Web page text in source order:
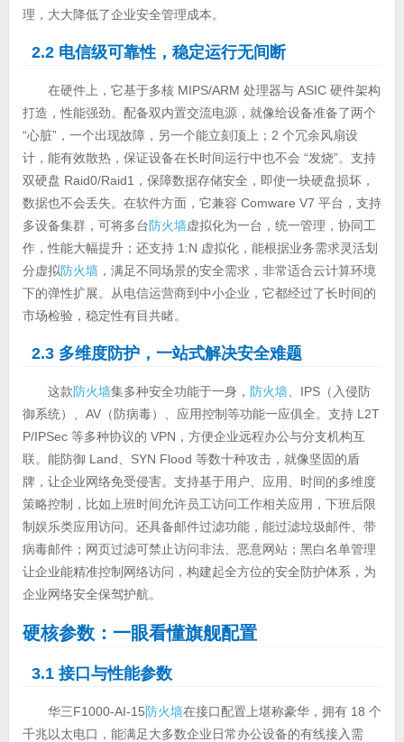
理，大大降低了企业安全管理成本。
2.2 电信级可靠性，稳定运行无间断
在硬件上，它基于多核 MIPS/ARM 处理器与 ASIC 硬件架构
打造，性能强劲。配备双内置交流电源，就像给设备准备了两个
“心脏”，一个出现故障，另一个能立刻顶上；2 个冗余风扇设
计，能有效散热，保证设备在长时间运行中也不会 “发烧”。支持
双硬盘 Raid0/Raid1，保障数据存储安全，即使一块硬盘损坏，
数据也不会丢失。在软件方面，它兼容 Comware V7 平台，支持
多设备集群，可将多台防火墙虚拟化为一台，统一管理，协同工
作，性能大幅提升；还支持 1:N 虚拟化，能根据业务需求灵活划
分虚拟防火墙，满足不同场景的安全需求，非常适合云计算环境
下的弹性扩展。从电信运营商到中小企业，它都经过了长时间的
市场检验，稳定性有目共睹。
2.3 多维度防护，一站式解决安全难题
这款防火墙集多种安全功能于一身， 防火墙、IPS（入侵防
御系统）、AV（防病毒）、应用控制等功能一应俱全。支持 L2T
P/IPSec 等多种协议的 VPN，方便企业远程办公与分支机构互
联。能防御 Land、SYN Flood 等数十种攻击，就像坚固的盾
牌，让企业网络免受侵害。支持基于用户、应用、时间的多维度
策略控制，比如上班时间允许员工访问工作相关应用，下班后限
制娱乐类应用访问。还具备邮件过滤功能，能过滤垃圾邮件、带
病毒邮件；网页过滤可禁止访问非法、恶意网站；黑白名单管理
让企业能精准控制网络访问，构建起全方位的安全防护体系，为
企业网络安全保驾护航。
硬核参数：一眼看懂旗舰配置
3.1 接口与性能参数
华三F1000-AI-15防火墙在接口配置上堪称豪华，拥有 18 个
千兆以太电口，能满足大多数企业日常办公设备的有线接入需